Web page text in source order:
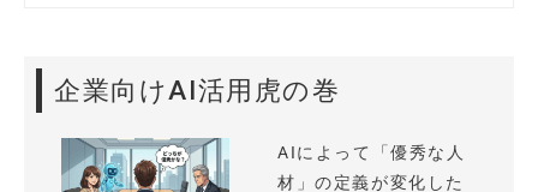
企業向けAI活用虎の巻
AIによって「優秀な人
材」の定義が変化した